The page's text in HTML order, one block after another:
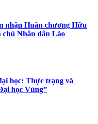
nhận Huân chương Hữu
chủ Nhân dân Lào
học: Thực trạng và
học Vùng”